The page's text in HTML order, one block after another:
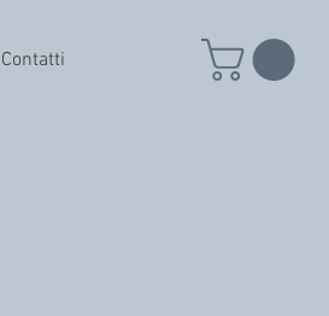
Contatti